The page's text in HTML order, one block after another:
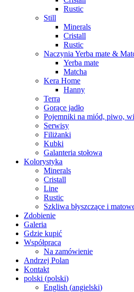
Rustic
Still
Minerals
Cristall
Rustic
Naczynia Yerba mate &
Yerba mate
Matcha
Kera Home
Hanny
Terra
Gorące jadło
Pojemniki na miód, piwo,
Serwisy
Filiżanki
Kubki
Galanteria stołowa
Kolorystyka
Minerals
Cristall
Line
Rustic
Szkliwa błyszczące i
Zdobienie
Galeria
Gdzie kupić
Współpraca
Na zamówienie
Andrzej Polan
Kontakt
polski (polski)
English (angielski)